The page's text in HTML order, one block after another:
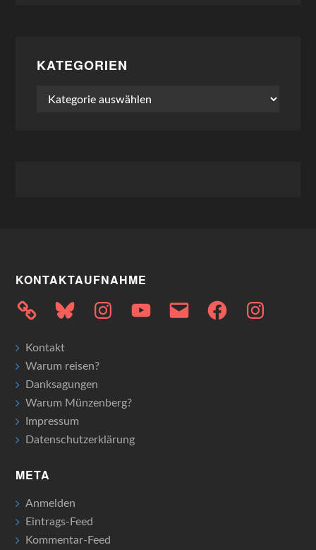
KATEGORIEN
Kategorien
KONTAKTAUFNAHME
Bluesky InstagramYouTubeE-
Mail
FacebookInstagram
Kontakt
Warum reisen?
Danksagungen
Warum Münzenberg?
Impressum
Datenschutzerklärung
META
Anmelden
Eintrags-Feed
Kommentar-Feed